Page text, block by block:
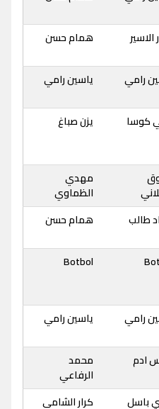
الاسير همام حسن
رامي ياسين رامي
كوسا يزن صباغ
مهدي
الظماوي
طالب همام حسن
Botbol
رامي ياسين رامي
ادم
محمد
الرفاعي
باسل كرار الشامي